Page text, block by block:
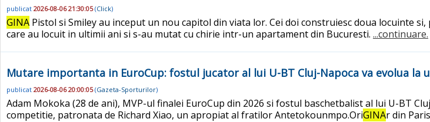
publicat 2026-08-06 21:30:05(Click)
GINA Pistol si Smiley au inceput un nou capitol din viata lor. Cei doi construiesc doua locuinte
care au locuit in ultimii ani si s-au mutat cu chirie intr-un apartament din Bucuresti. ...continuare.
Mutare importanta in EuroCup: fostul jucator al lui U-BT Cluj-Napoca va evolua la
publicat 2026-08-06 20:00:05(Gazeta-Sporturilor)
Adam Mokoka (28 de ani), MVP-ul finalei EuroCup din 2026 si fostul baschetbalist al lui U-BT
competitie, patronata de Richard Xiao, un apropiat al fratilor Antetokounmpo.OriGINAr din